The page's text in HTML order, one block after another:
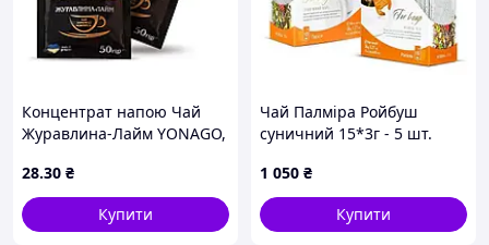
Концентрат напою Чай
Журавлина-Лайм YONAGO,
28.30 ₴
Купити
Чай Палміра Ройбуш
суничний 15*3г - 5 шт.
1 050 ₴
Купити